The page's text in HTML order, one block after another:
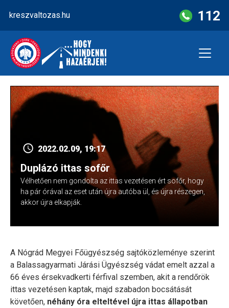
content
kreszvaltozas.hu 112
2022.02.09, 19:17
Duplázó ittas sofőr
Vélhetően nem gondolta az ittas vezetésen ért sofőr, hogy
ha pár órával az eset után újra autóba ül, és újra részegen,
akkor újra elkapják.
A Nógrád Megyei Főügyészség sajtóközleménye szerint
a Balassagyarmati Járási Ügyészség vádat emelt azzal a
66 éves érsekvadkerti férfival szemben, akit a rendőrök
ittas vezetésen kaptak, majd szabadon bocsátását
követően, néhány óra elteltével újra ittas állapotban